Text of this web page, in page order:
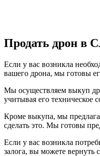
Продать дрон в
Если у вас возникла
вашего дрона, мы готовы
Мы осуществляем выкуп
учитывая его техническое
Кроме выкупа, мы
сделать это. Мы готовы
Если у вас возникла
залога, вы можете вернуть